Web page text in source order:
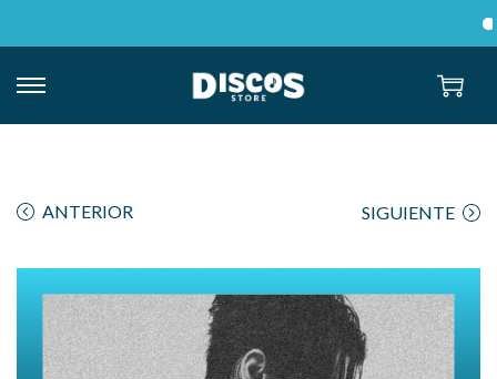
ANTERIOR SIGUIENTE